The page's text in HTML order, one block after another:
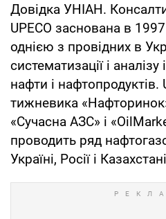
Довідка УНІАН.
UPECO заснована в 1997
однією з провідних в
систематизації і
нафти і
тижневика
«Сучасна АЗС» і
проводить ряд
Україні, Росії і